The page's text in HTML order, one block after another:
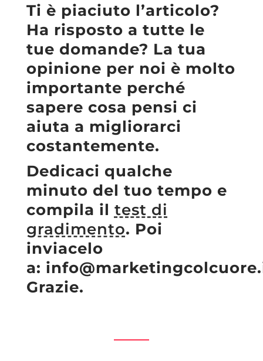
Ti è piaciuto l’articolo?
Ha risposto a tutte le
tue domande? La tua
opinione per noi è molto
importante perché
sapere cosa pensi ci
aiuta a migliorarci
costantemente.
Dedicaci qualche
minuto del tuo tempo e
compila il test di
gradimento. Poi
inviacelo
a:
Grazie.